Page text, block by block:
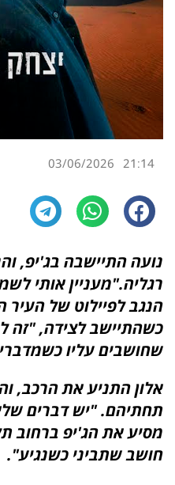
21:14
03/06/2026
נועה התיישבה בג'יפ,
רגליה."מעניין אותי
הנגב לפיילוט של
כשהתיישב לצידה, "זה
שחושבים עליו
אלון התניע את הרכב,
תחתיהם. "יש דברים
מסיע את הג'יפ ברחוב
חושב שתביני כשנגיע".